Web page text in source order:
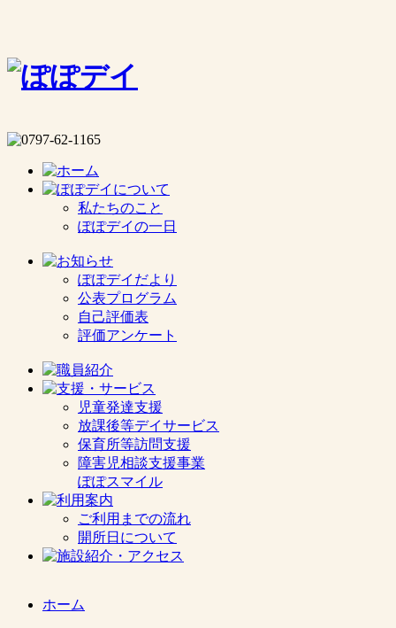
私たちのこと
ぽぽデイの一日
ぽぽデイだより
公表プログラム
自己評価表
評価アンケート
児童発達支援
放課後等デイサービス
保育所等訪問支援
障害児相談支援事業
ぽぽスマイル
ご利用までの流れ
開所日について
ホーム